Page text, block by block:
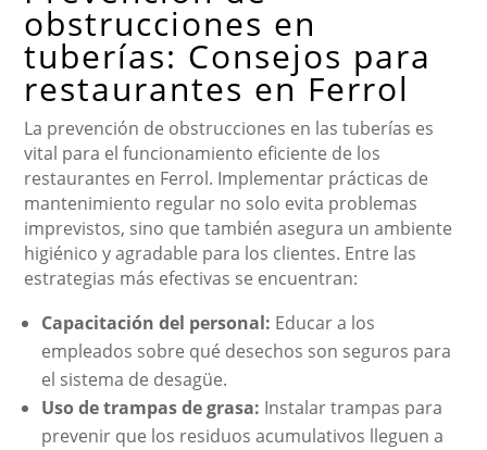
obstrucciones en
tuberías: Consejos para
restaurantes en Ferrol
La prevención de obstrucciones en las tuberías es
vital para el funcionamiento eficiente de los
restaurantes en Ferrol. Implementar prácticas de
mantenimiento regular no solo evita problemas
imprevistos, sino que también asegura un ambiente
higiénico y agradable para los clientes. Entre las
estrategias más efectivas se encuentran:
Capacitación del personal: Educar a los
empleados sobre qué desechos son seguros para
el sistema de desagüe.
Uso de trampas de grasa: Instalar trampas para
prevenir que los residuos acumulativos lleguen a